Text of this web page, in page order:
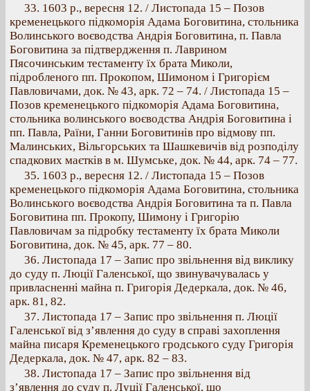
33. 1603 p., вересня 12. / Листопада 15 – Позов
кременецького підкоморія Адама Боговитина, стольника
Волинського воєводства Андрія Боговитина, п. Павла
Боговитина за підтвердження п. Лаврином
Пясочинським тестаменту їх брата Миколи,
підробленого пп. Прокопом, Шимоном і Григорієм
Павловичами, док. № 43, арк. 72 – 74. / Листопада 15 –
Позов кременецького підкоморія Адама Боговитина,
стольника волинського воєводства Андрія Боговитина і
пп. Павла, Раїни, Ганни Боговитинів про відмову пп.
Малинських, Вільгорських та Шашкевичів від розподілу
спадкових маєтків в м. Шумське, док. № 44, арк. 74 – 77.
35. 1603 p., вересня 12. / Листопада 15 – Позов
кременецького підкоморія Адама Боговитина, стольника
Волинського воєводства Андрія Боговитина та п. Павла
Боговитина пп. Прокопу, Шимону і Григорію
Павловичам за підробку тестаменту їх брата Миколи
Боговитина, док. № 45, арк. 77 – 80.
36. Листопада 17 – Запис про звільнення від виклику
до суду п. Люції Галенської, що звинувачувалась у
привласненні майна п. Григорія Дедеркала, док. № 46,
арк. 81, 82.
37. Листопада 17 – Запис про звільнення п. Люції
Галенської від з’явлення до суду в справі захоплення
майна писаря Кременецького гродського суду Григорія
Дедеркала, док. № 47, арк. 82 – 83.
38. Листопада 17 – Запис про звільнення від
з’явлення до суду п. Луції Галенської, що